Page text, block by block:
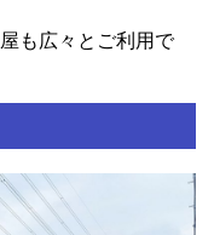
も広々とご利用で